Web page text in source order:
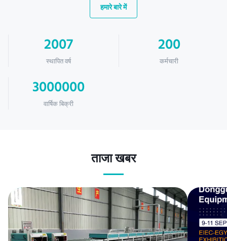
हमारे बारे में
2007
स्थापित वर्ष
200
कर्मचारी
3000000
वार्षिक बिक्री
ताजा खबर